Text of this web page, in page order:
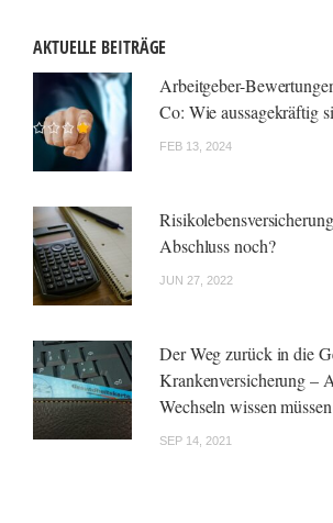
AKTUELLE BEITRÄGE
Arbeitgeber-
Co: Wie aussagekräftig
FEB 13, 2024
Abschluss noch?
JUN 27, 2022
Der Weg zurück in die
Krankenversicherung –
Wechseln wissen müssen
SEP 14, 2021